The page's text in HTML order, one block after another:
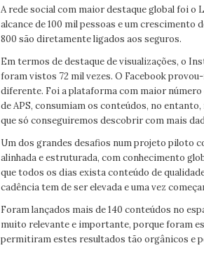
A rede social com maior destaque global foi o
alcance de 100 mil pessoas e um crescimento
800 são diretamente ligados aos seguros.
Em termos de destaque de visualizações, o
foram vistos 72 mil vezes. O Facebook
diferente. Foi a plataforma com maior
de APS, consumiam os conteúdos, no
que só conseguiremos descobrir com mais
Um dos grandes desafios num projeto piloto
alinhada e estruturada, com conhecimento
que todos os dias exista conteúdo de
cadência tem de ser elevada e uma vez
Foram lançados mais de 140 conteúdos no
muito relevante e importante, porque foram
permitiram estes resultados tão orgânicos e